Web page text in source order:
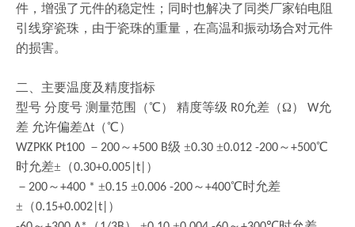
件，增强了元件的稳定性；同时也解决了同类厂家铂电阻
引线穿瓷珠，由于瓷珠的重量，在高温和振动场合对元件
的损害。
二、主要温度及精度指标
型号 分度号 测量范围（℃） 精度等级 R0允差（Ω） W允
差 允许偏差Δt （℃）
WZPKK Pt100 － 200～+500 B级 ±0.30 ±0.012 -200～+500℃
时允差±（0.30+0.005|t| ）
－ 200～+400 * ±0.15 ±0.006 -200～+400℃时允差
±（0.15+0.002|t| ）